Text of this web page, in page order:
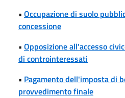
• Occupazione di suolo
concessione
• Opposizione all'accesso
di controinteressati
• Pagamento dell'imposta di
provvedimento finale